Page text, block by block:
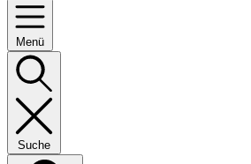
Menü
Suche